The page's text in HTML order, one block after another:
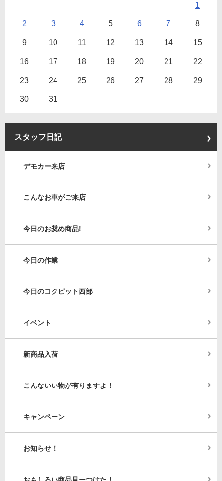
1
2 3 4 5 6 7 8
9 10 11 12 13 14 15
16 17 18 19 20 21 22
23 24 25 26 27 28 29
30 31
スタッフ日記
デモカー来店
こんなお車がご来店
今日のお奨め商品!
今日の作業
今日のコクピット西部
イベント
新商品入荷
こんないい物が有りますよ！
キャンペーン
お知らせ！